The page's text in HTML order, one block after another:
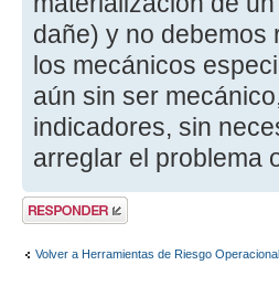
dañe) y no debemos
los mecánicos
aún sin ser
indicadores, sin
arreglar el problema
Publicar una
respuesta
Volver a Herramientas de Riesgo Operacional